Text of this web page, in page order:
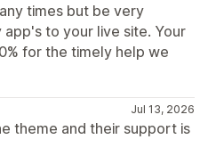
times but be very
to your live site. Your
for the timely help we
Jul 13, 2026
theme and their support is